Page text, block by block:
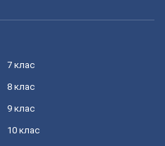
7 клас
8 клас
9 клас
10 клас